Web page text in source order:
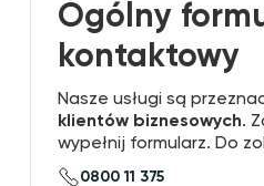
Ogólny
kontaktowy
Nasze usługi są
klientów biznesowych.
wypełnij formularz. Do
0800 11 375